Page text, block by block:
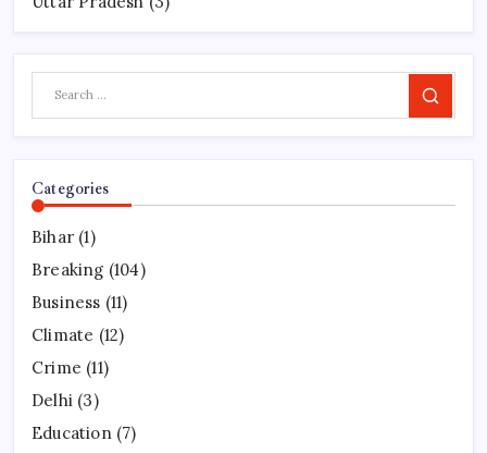
Search
Categories
Bihar (1)
Breaking (104)
Business (11)
Climate (12)
Crime (11)
Delhi (3)
Education (7)